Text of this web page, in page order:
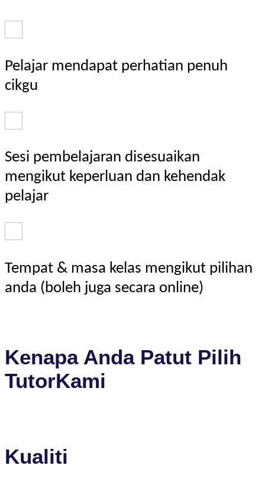
Pelajar mendapat perhatian penuh
cikgu
Sesi pembelajaran disesuaikan
mengikut keperluan dan kehendak
pelajar
Tempat & masa kelas mengikut pilihan
anda (boleh juga secara online)
Kenapa Anda Patut Pilih
TutorKami
Kualiti